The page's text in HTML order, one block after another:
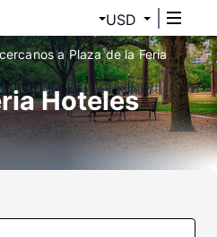
USD
a Plaza de la Feria
Hoteles